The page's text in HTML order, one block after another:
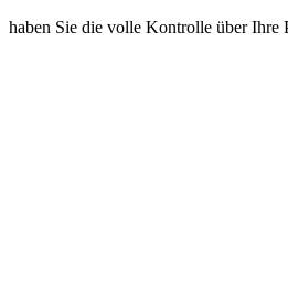
haben Sie die volle Kontrolle über Ihre